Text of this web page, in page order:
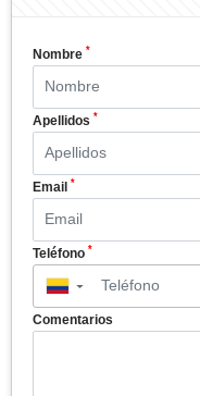
Nombre *
Apellidos *
Email *
Teléfono *
▼
Comentarios